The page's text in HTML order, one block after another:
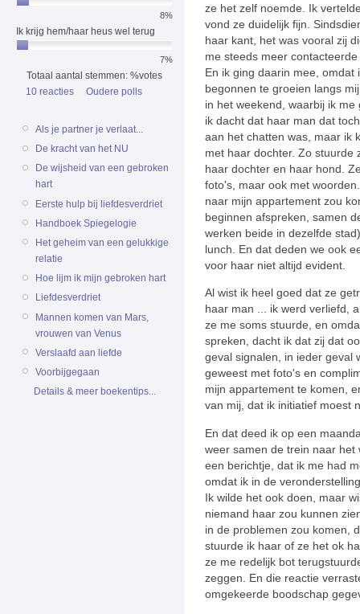
8%
Ik krijg hem/haar heus wel terug
7%
Totaal aantal stemmen: %votes
10 reacties
Oudere polls
Als je partner je verlaat...
De kracht van het NU
De wijsheid van een gebroken
hart
Eerste hulp bij liefdesverdriet
Handboek Spiegelogie
Het geheim van een gelukkige
relatie
Hoe lijm ik mijn gebroken hart
Liefdesverdriet
Mannen komen van Mars,
vrouwen van Venus
Verslaafd aan liefde
Voorbijgegaan
Details & meer boekentips...
ze het zelf noemde. Ik
vond ze duidelijk fijn.
haar kant, het was vooral zij
me steeds meer
En ik ging daarin mee,
begonnen te groeien langs
in het weekend, waarbij ik
ik dacht dat haar man dat
aan het chatten was, maar ik
met haar dochter. Zo stuurde
haar dochter en haar hond.
foto's, maar ook met
naar mijn appartement zou
beginnen afspreken, samen
werken beide in dezelfde
lunch. En dat deden we ook
voor haar niet altijd evident.
Al wist ik heel goed dat ze
haar man ... ik werd verliefd,
ze me soms stuurde, en
spreken, dacht ik dat zij dat
geval signalen, in ieder geval
geweest met foto's en
mijn appartement te komen,
van mij, dat ik initiatief moest
En dat deed ik op een
weer samen de trein naar
een berichtje, dat ik me had
omdat ik in de
Ik wilde het ook doen, maar
niemand haar zou kunnen
in de problemen zou komen,
stuurde ik haar of ze het ok
ze me redelijk bot
zeggen. En die reactie
omgekeerde boodschap